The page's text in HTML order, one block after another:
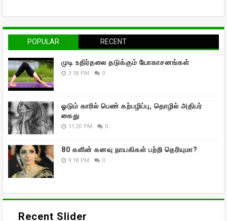
POPULAR RECENT
முடி உதிர்தலை தடுக்கும் யோகாசனங்கள்
3:18 PM 0
ஓடும் காரில் பெண் கற்பழிப்பு, தொழில் அதிபர்
கைது
11:20 PM 0
80 களின் கனவு நாயகிகள் பற்றி தெரியுமா?
9:18 PM 0
Recent Slider